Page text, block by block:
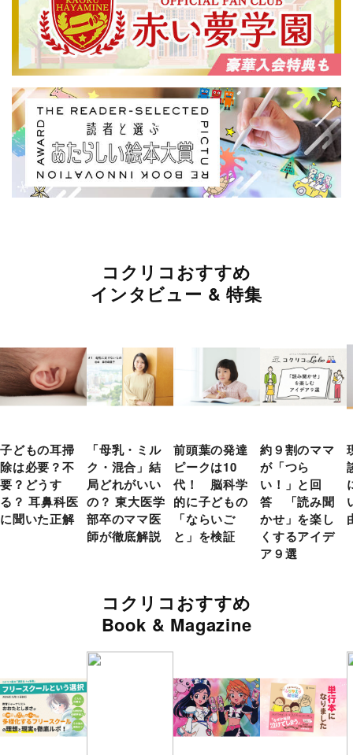
コクリコおすすめ
インタビュー & 特集
子どもの耳掃
除は必要？不
要？どうす
る？ 耳鼻科医
に聞いた正解
「母乳・ミル
ク・混合」結
局どれがいい
の？ 東大医学
部卒のママ医
師が徹底解説
前頭葉の発達
ピークは10
代！ 脳科学
的に子どもの
「ならいご
と」を検証
約９割のママ
が「つら
い！」と回
答 「読み聞
かせ」を楽し
くするアイデ
ア９選
コクリコおすすめ
Book & Magazine